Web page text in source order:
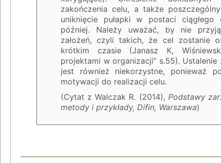
zakończenia celu, a także
uniknięcie pułapki w postaci ciągłego
później. Należy uważać, by nie
założeń, czyli takich, że cel zostanie
krótkim czasie (Janasz K,
projektami w organizacji” s.55). Ustalenie
jest również niekorzystne, ponieważ
motywacji do realizacji celu.
(Cytat z Walczak R. (2014), Podstawy
metody i przykłady, Difin, Warszawa)